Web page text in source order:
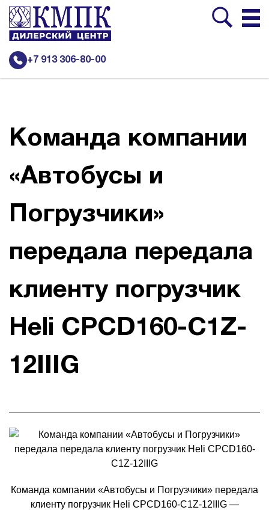
+7 913 306-80-00
...
Команда компании
«Автобусы и
Погрузчики»
передала передала
клиенту погрузчик
Heli CPCD160-C1Z-
12IIIG
Команда компании «Автобусы и Погрузчики» передала
клиенту погрузчик Heli CPCD160-C1Z-12IIIG —